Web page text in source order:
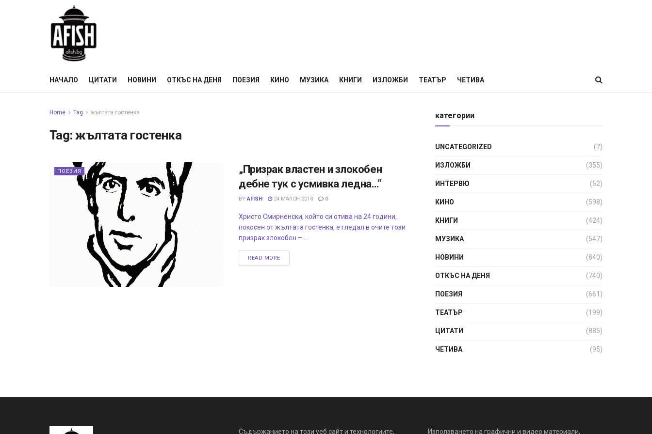
НАЧАЛО ЦИТАТИ НОВИНИ ОТКЪС НА ДЕНЯ ПОЕЗИЯ КИНО МУЗИКА КНИГИ ИЗЛОЖБИ ТЕАТЪР ЧЕТИВА
Home Tag жълтата гостенка
Tag:жълтата гостенка
ПОЕЗИЯ
„Призрак властен и злокобен
дебне тук с усмивка ледна…”
BY AFISH 24 MARCH 2018 0
Христо Смирненски, който си отива на 24 години,
покосен от жълтата гостенка, е гледал в очите този
призрак злокобен – ...
READ MORE
категории
UNCATEGORIZED (7)
ИЗЛОЖБИ (355)
ИНТЕРВЮ (52)
КИНО (598)
КНИГИ (424)
МУЗИКА (547)
НОВИНИ (840)
ОТКЪС НА ДЕНЯ (740)
ПОЕЗИЯ (661)
ТЕАТЪР (199)
ЦИТАТИ (885)
ЧЕТИВА (95)
Съдържанието на този уеб сайт и технологиите, Използването на графични и видео материали,